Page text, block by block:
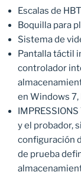
Escalas de
Boquilla para
Sistema de
Pantalla táctil
controlador
en Windows 7,
y el probador,
configuración
de prueba